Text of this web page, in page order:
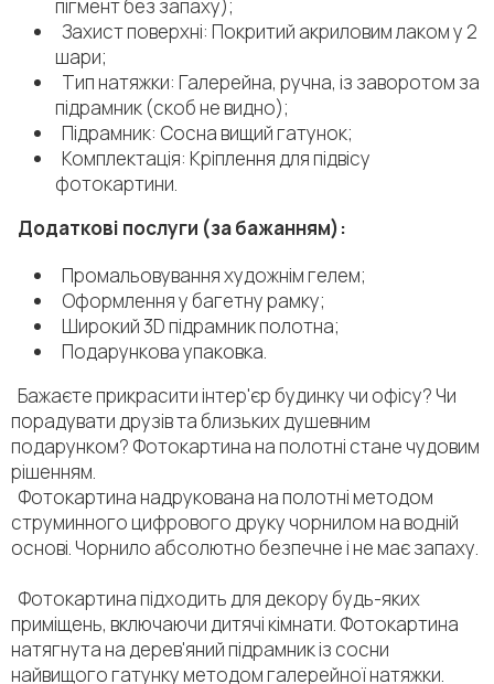
пігмент без запаху);
Захист поверхні: Покритий акриловим лаком у 2
шари;
Тип натяжки: Галерейна, ручна, із заворотом за
підрамник (скоб не видно);
Підрамник: Сосна вищий гатунок;
Комплектація: Кріплення для підвісу
фотокартини.
Додаткові послуги (за бажанням):
Промальовування художнім гелем;
Оформлення у багетну рамку;
Широкий 3D підрамник полотна;
Подарункова упаковка.
Бажаєте прикрасити інтер'єр будинку чи офісу? Чи
порадувати друзів та близьких душевним
подарунком? Фотокартина на полотні стане чудовим
рішенням.
Фотокартина надрукована на полотні методом
струминного цифрового друку чорнилом на водній
основі. Чорнило абсолютно безпечне і не має запаху.
Фотокартина підходить для декору будь-яких
приміщень, включаючи дитячі кімнати. Фотокартина
натягнута на дерев'яний підрамник із сосни
найвищого гатунку методом галерейної натяжки.